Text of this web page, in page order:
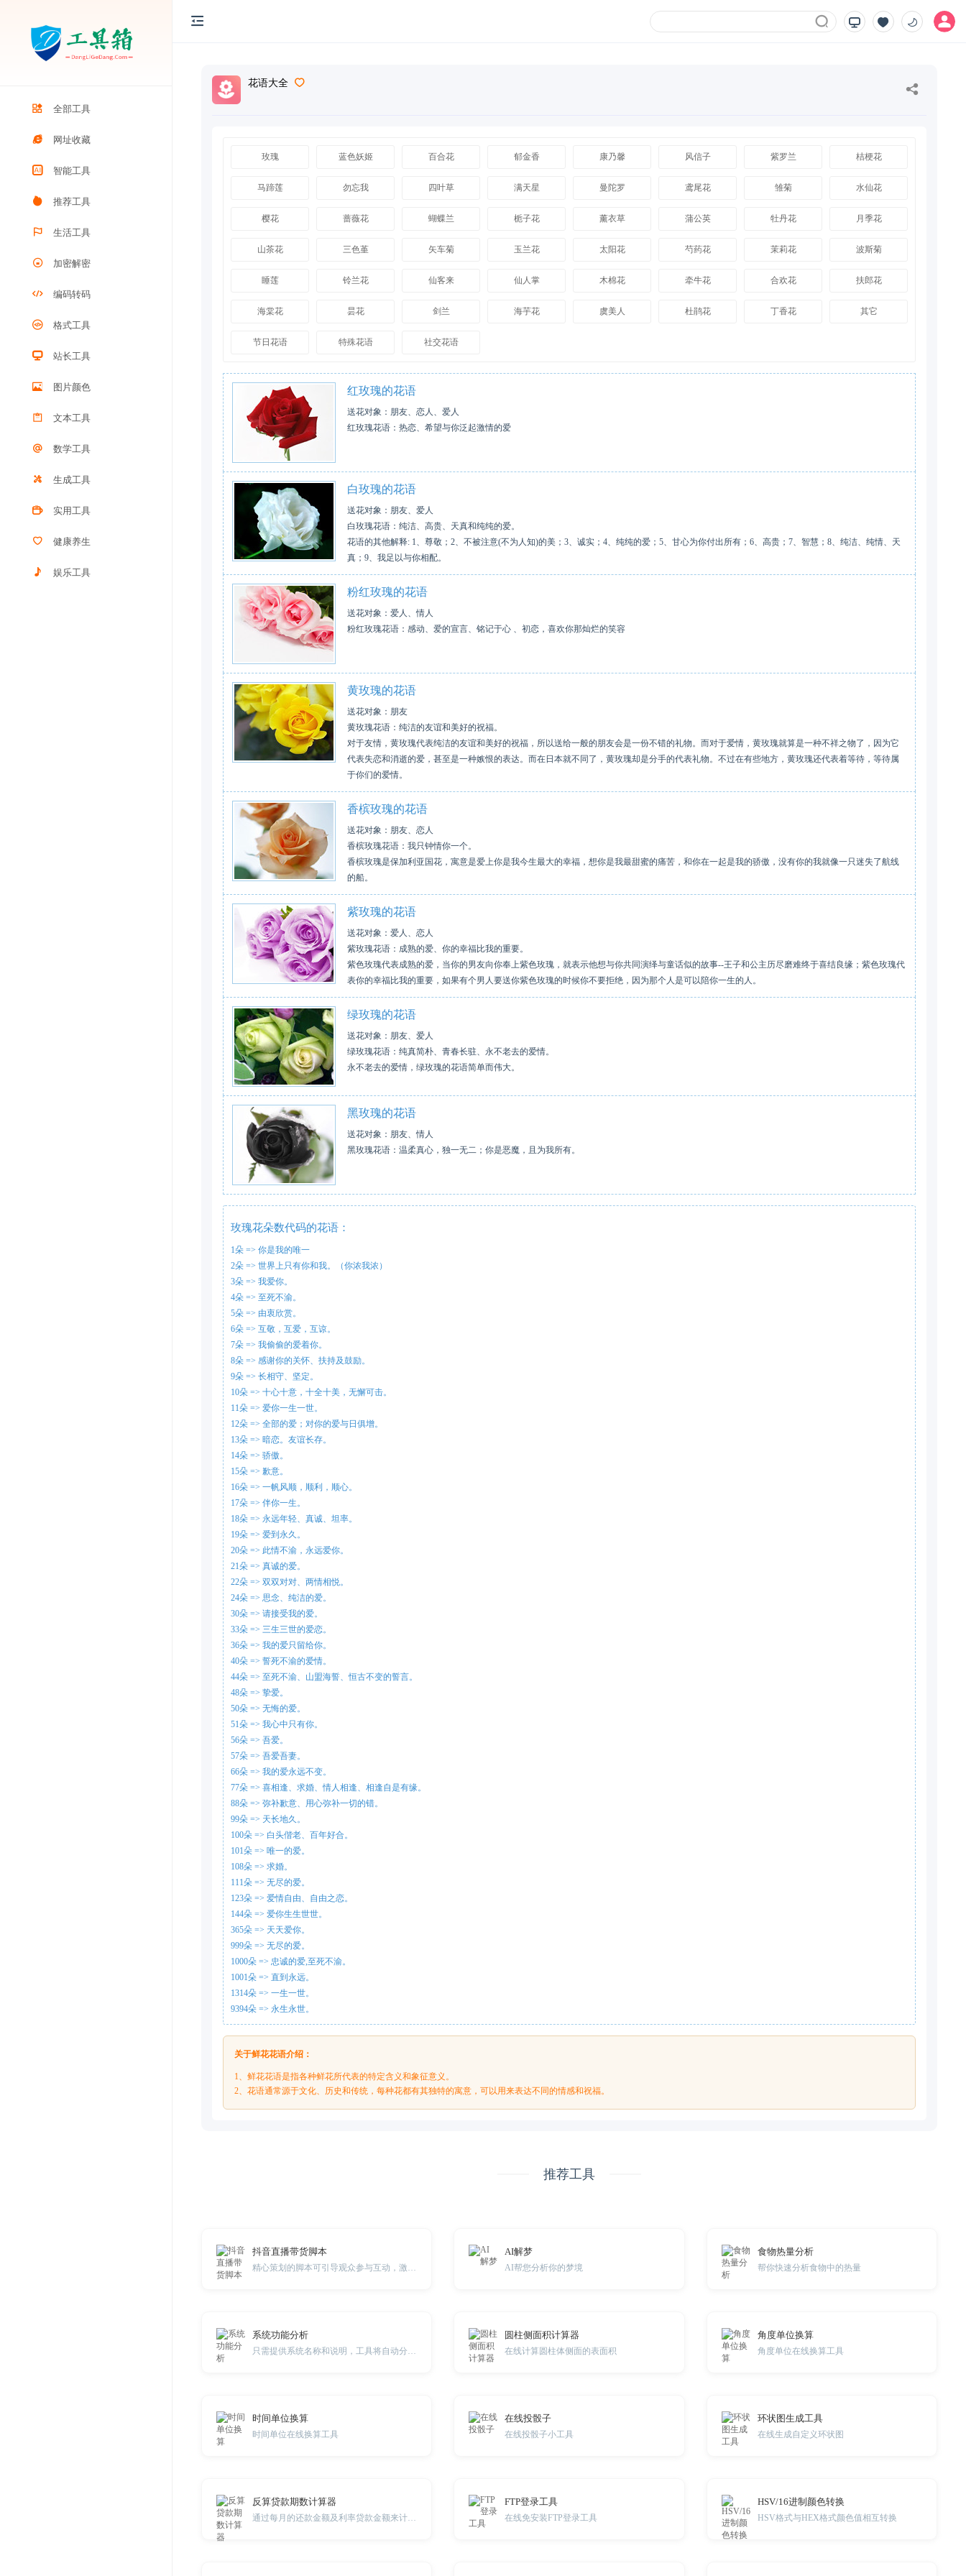
全部工具
网址收藏
智能工具
推荐工具
生活工具
加密解密
编码转码
格式工具
站长工具
图片颜色
文本工具
数学工具
生成工具
实用工具
健康养生
娱乐工具
花语大全
玫瑰 蓝色妖姬 百合花 郁金香 康乃馨 风信子 紫罗兰 桔梗花
马蹄莲 勿忘我 四叶草 满天星 曼陀罗 鸢尾花 雏菊 水仙花
樱花 蔷薇花 蝴蝶兰 栀子花 薰衣草 蒲公英 牡丹花 月季花
山茶花 三色堇 矢车菊 玉兰花 太阳花 芍药花 茉莉花 波斯菊
睡莲 铃兰花 仙客来 仙人掌 木棉花 牵牛花 合欢花 扶郎花
海棠花 昙花 剑兰 海芋花 虞美人 杜鹃花 丁香花 其它
节日花语 特殊花语 社交花语
红玫瑰的花语
送花对象：朋友、恋人、爱人
红玫瑰花语：热恋、希望与你泛起激情的爱
白玫瑰的花语
送花对象：朋友、爱人
白玫瑰花语：纯洁、高贵、天真和纯纯的爱。
花语的其他解释: 1、尊敬；2、不被注意(不为人知)的美；3、诚实；4、纯纯的爱；5、甘心为你付出所有；6、高贵；7、智慧；8、纯洁、纯情、天
真；9、我足以与你相配。
粉红玫瑰的花语
送花对象：爱人、情人
粉红玫瑰花语：感动、爱的宣言、铭记于心 、初恋，喜欢你那灿烂的笑容
黄玫瑰的花语
送花对象：朋友
黄玫瑰花语：纯洁的友谊和美好的祝福。
对于友情，黄玫瑰代表纯洁的友谊和美好的祝福，所以送给一般的朋友会是一份不错的礼物。而对于爱情，黄玫瑰就算是一种不祥之物了，因为它
代表失恋和消逝的爱，甚至是一种嫉恨的表达。而在日本就不同了，黄玫瑰却是分手的代表礼物。不过在有些地方，黄玫瑰还代表着等待，等待属
于你们的爱情。
香槟玫瑰的花语
送花对象：朋友、恋人
香槟玫瑰花语：我只钟情你一个。
香槟玫瑰是保加利亚国花，寓意是爱上你是我今生最大的幸福，想你是我最甜蜜的痛苦，和你在一起是我的骄傲，没有你的我就像一只迷失了航线
的船。
紫玫瑰的花语
送花对象：爱人、恋人
紫玫瑰花语：成熟的爱、你的幸福比我的重要。
紫色玫瑰代表成熟的爱，当你的男友向你奉上紫色玫瑰，就表示他想与你共同演绎与童话似的故事--王子和公主历尽磨难终于喜结良缘；紫色玫瑰代
表你的幸福比我的重要，如果有个男人要送你紫色玫瑰的时候你不要拒绝，因为那个人是可以陪你一生的人。
绿玫瑰的花语
送花对象：朋友、爱人
绿玫瑰花语：纯真简朴、青春长驻、永不老去的爱情。
永不老去的爱情，绿玫瑰的花语简单而伟大。
黑玫瑰的花语
送花对象：朋友、情人
黑玫瑰花语：温柔真心，独一无二；你是恶魔，且为我所有。
玫瑰花朵数代码的花语：
1朵 => 你是我的唯一
2朵 => 世界上只有你和我。（你浓我浓）
3朵 => 我爱你。
4朵 => 至死不渝。
5朵 => 由衷欣赏。
6朵 => 互敬，互爱，互谅。
7朵 => 我偷偷的爱着你。
8朵 => 感谢你的关怀、扶持及鼓励。
9朵 => 长相守、坚定。
10朵 => 十心十意，十全十美，无懈可击。
11朵 => 爱你一生一世。
12朵 => 全部的爱；对你的爱与日俱增。
13朵 => 暗恋。友谊长存。
14朵 => 骄傲。
15朵 => 歉意。
16朵 => 一帆风顺，顺利，顺心。
17朵 => 伴你一生。
18朵 => 永远年轻、真诚、坦率。
19朵 => 爱到永久。
20朵 => 此情不渝，永远爱你。
21朵 => 真诚的爱。
22朵 => 双双对对、两情相悦。
24朵 => 思念、纯洁的爱。
30朵 => 请接受我的爱。
33朵 => 三生三世的爱恋。
36朵 => 我的爱只留给你。
40朵 => 誓死不渝的爱情。
44朵 => 至死不渝、山盟海誓、恒古不变的誓言。
48朵 => 挚爱。
50朵 => 无悔的爱。
51朵 => 我心中只有你。
56朵 => 吾爱。
57朵 => 吾爱吾妻。
66朵 => 我的爱永远不变。
77朵 => 喜相逢、求婚、情人相逢、相逢自是有缘。
88朵 => 弥补歉意、用心弥补一切的错。
99朵 => 天长地久。
100朵 => 白头偕老、百年好合。
101朵 => 唯一的爱。
108朵 => 求婚。
111朵 => 无尽的爱。
123朵 => 爱情自由、自由之恋。
144朵 => 爱你生生世世。
365朵 => 天天爱你。
999朵 => 无尽的爱。
1000朵 => 忠诚的爱,至死不渝。
1001朵 => 直到永远。
1314朵 => 一生一世。
9394朵 => 永生永世。
关于鲜花花语介绍：
1、鲜花花语是指各种鲜花所代表的特定含义和象征意义。
2、花语通常源于文化、历史和传统，每种花都有其独特的寓意，可以用来表达不同的情感和祝福。
推荐工具
抖音直播带货脚本 AI解梦
AI帮您分析你的梦境
食物热量分析
帮你快速分析食物中的热量
系统功能分析 圆柱侧面积计算器
在线计算圆柱体侧面的表面积
角度单位换算
角度单位在线换算工具
时间单位换算
时间单位在线换算工具
在线投骰子
在线投骰子小工具
环状图生成工具
在线生成自定义环状图
反算贷款期数计算器 FTP登录工具
在线免安装FTP登录工具
HSV/16进制颜色转换
HSV格式与HEX格式颜色值相互转换